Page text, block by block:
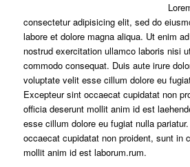
consectetur adipisicing elit, sed do
labore et dolore magna aliqua. Ut enim
nostrud exercitation ullamco laboris nisi
commodo consequat. Duis aute irure
voluptate velit esse cillum dolore eu
Excepteur sint occaecat cupidatat non
officia deserunt mollit anim id est
esse cillum dolore eu fugiat nulla
occaecat cupidatat non proident, sunt in
mollit anim id est laborum.rum.